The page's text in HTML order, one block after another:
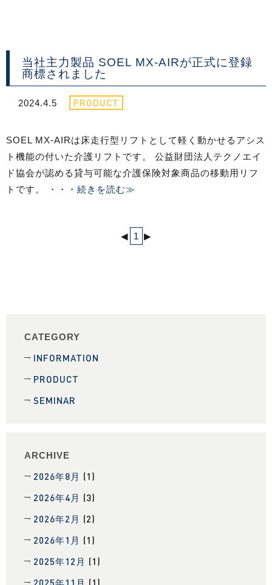
当社主力製品 SOEL MX-AIRが正式に登録
商標されました
2024.4.5 PRODUCT
SOEL MX-AIRは床走行型リフトとして軽く動かせるアシス
ト機能の付いた介護リフトです。 公益財団法人テクノエイ
ド協会が認める貸与可能な介護保険対象商品の移動用リフ
トです。 ・・・ 続きを読む≫
◀ 1 ▶
CATEGORY
INFORMATION
PRODUCT
SEMINAR
ARCHIVE
2026年8月 (1)
2026年4月 (3)
2026年2月 (2)
2026年1月 (1)
2025年12月 (1)
2025年11月 (1)